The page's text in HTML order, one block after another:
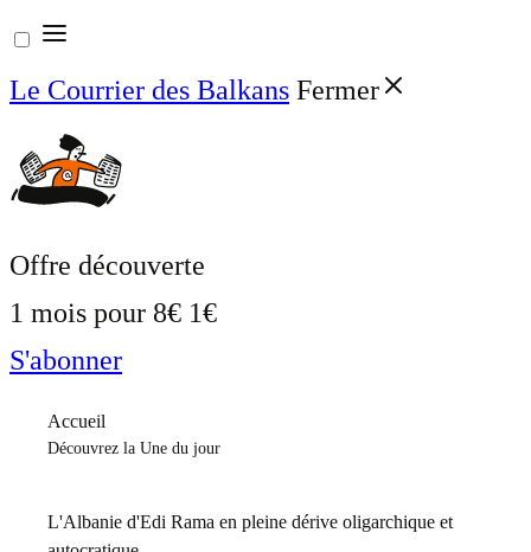
Aller
au
contenu
Le Courrier des Balkans Fermer
Offre découverte
1 mois pour 8€ 1€
S'abonner
Accueil
Découvrez la Une du jour
L'Albanie d'Edi Rama en pleine dérive oligarchique et